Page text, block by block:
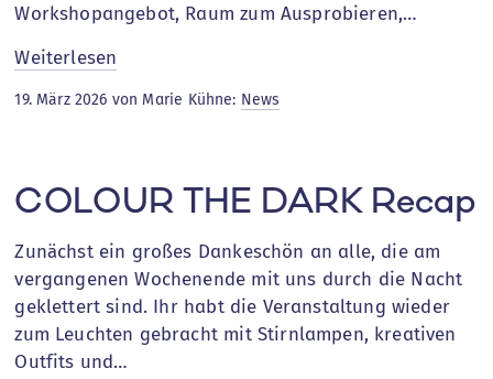
Workshopangebot, Raum zum Ausprobieren,…
Weiterlesen
RECAP
19. März 2026 von Marie Kühne: News
COLOUR THE DARK Recap
Zunächst ein großes Dankeschön an alle, die am
vergangenen Wochenende mit uns durch die Nacht
geklettert sind. Ihr habt die Veranstaltung wieder
zum Leuchten gebracht mit Stirnlampen, kreativen
Outfits und…